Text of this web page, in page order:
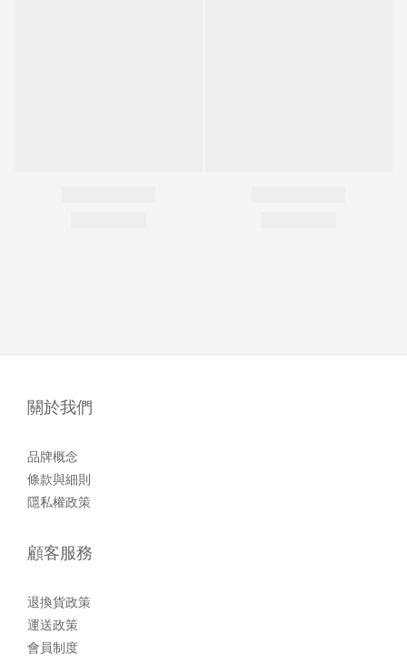
關於我們
品牌概念
條款與細則
隱私權政策
顧客服務
退換貨政策
運送政策
會員制度